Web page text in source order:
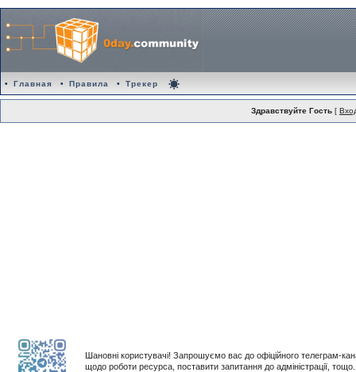
• Главная • Правила • Трекер
Здравствуйте Гость [
Шановні користувачі! Запрошуємо вас до офіційного телеграм-
щодо роботи ресурса, поставити запитання до адміністрації,